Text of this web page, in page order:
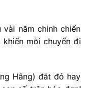
năm chinh chiến
mỗi chuyến đi
Hãng) đắt đỏ hay